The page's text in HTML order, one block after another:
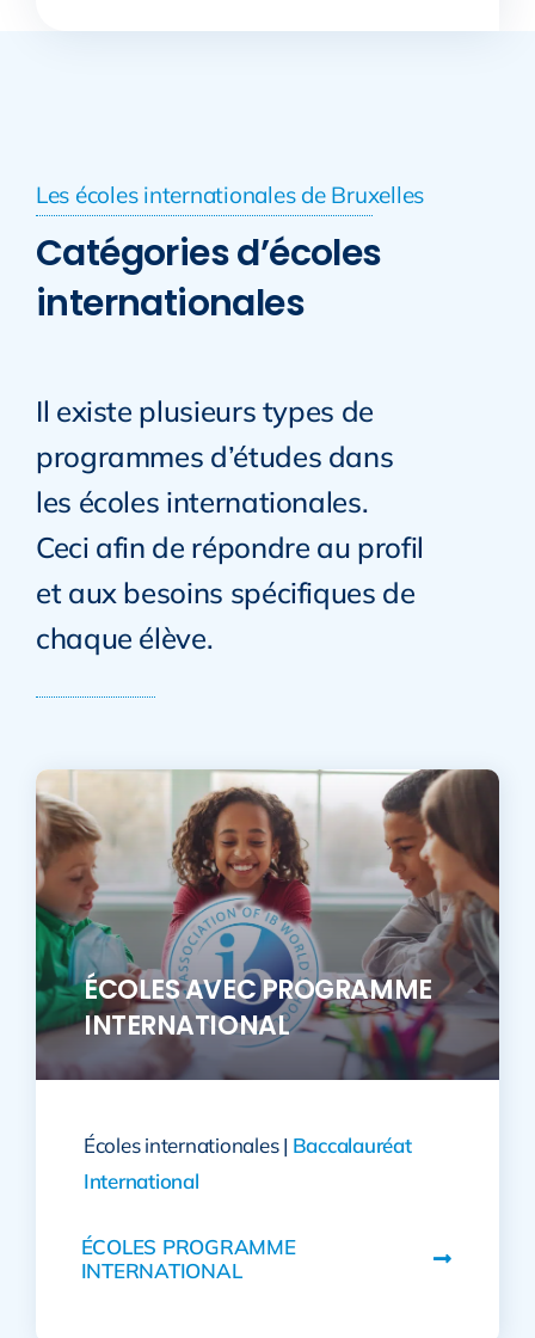
Les écoles internationales de Bruxelles
Catégories d’écoles
internationales
Il existe plusieurs types de
programmes d’études dans
les écoles internationales.
Ceci afin de répondre au profil
et aux besoins spécifiques de
chaque élève.
ÉCOLES AVEC PROGRAMME
INTERNATIONAL
Écoles internationales | Baccalauréat
International
ÉCOLES PROGRAMME
INTERNATIONAL